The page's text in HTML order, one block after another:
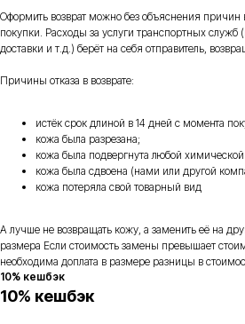
Оформить возврат можно без объяснения причин
покупки. Расходы за услуги транспортных служб
доставки и т.д.) берёт на себя отправитель,
Причины отказа в возврате:
истёк срок длиной в 14 дней с момента
кожа была разрезана;
кожа была подвергнута любой химической
кожа была сдвоена (нами или другой
кожа потеряла свой товарный вид
А лучше не возвращать кожу, а заменить её на
размера Если стоимость замены превышает
необходима доплата в размере разницы в
10% кешбэк
10% кешбэк